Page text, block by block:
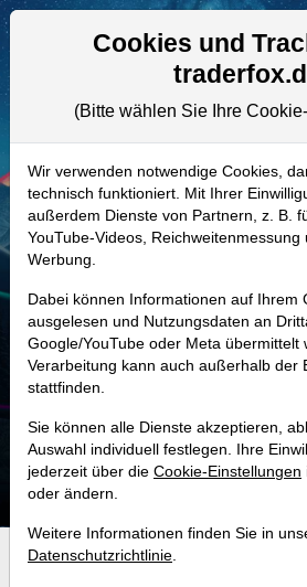
A3DJ8F | U44–
ENER.A Aktie
Realtime-Aktienkurs:
- - -
-
Marktkapitalisierung
Unternehmenswert
Umsatz
Investment-Check:
Cookies und
(Bitte wählen Sie Ihre
Wir verwenden notwendige Cookies,
technisch funktioniert. Mit Ihrer
außerdem Dienste von Partnern, z. B.
YouTube-Videos,
Werbung.
Dabei können Informationen auf Ihrem
ausgelesen und Nutzungsdaten an
Google/YouTube oder Meta übermittelt
Verarbeitung kann auch außerhalb der
stattfinden.
Sie können alle Dienste akzeptieren,
Auswahl individuell festlegen. Ihre
jederzeit über die Cookie-Einstellungen
oder ändern.
Weitere Informationen finden Sie in
Datenschutzrichtlinie.